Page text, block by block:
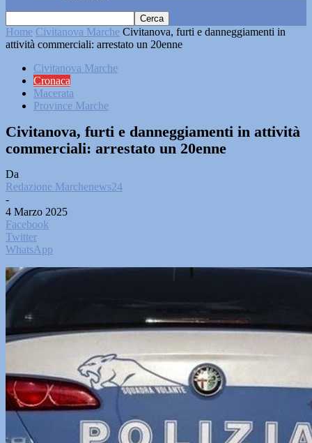
Home Civitanova Marche Civitanova, furti e danneggiamenti in
attività commerciali: arrestato un 20enne
Civitanova Marche
Cronaca
Macerata
Province Marche
Civitanova, furti e danneggiamenti in attività
commerciali: arrestato un 20enne
Da
Redazione Marchenews24
-
4 Marzo 2025
Facebook
Twitter
WhatsApp